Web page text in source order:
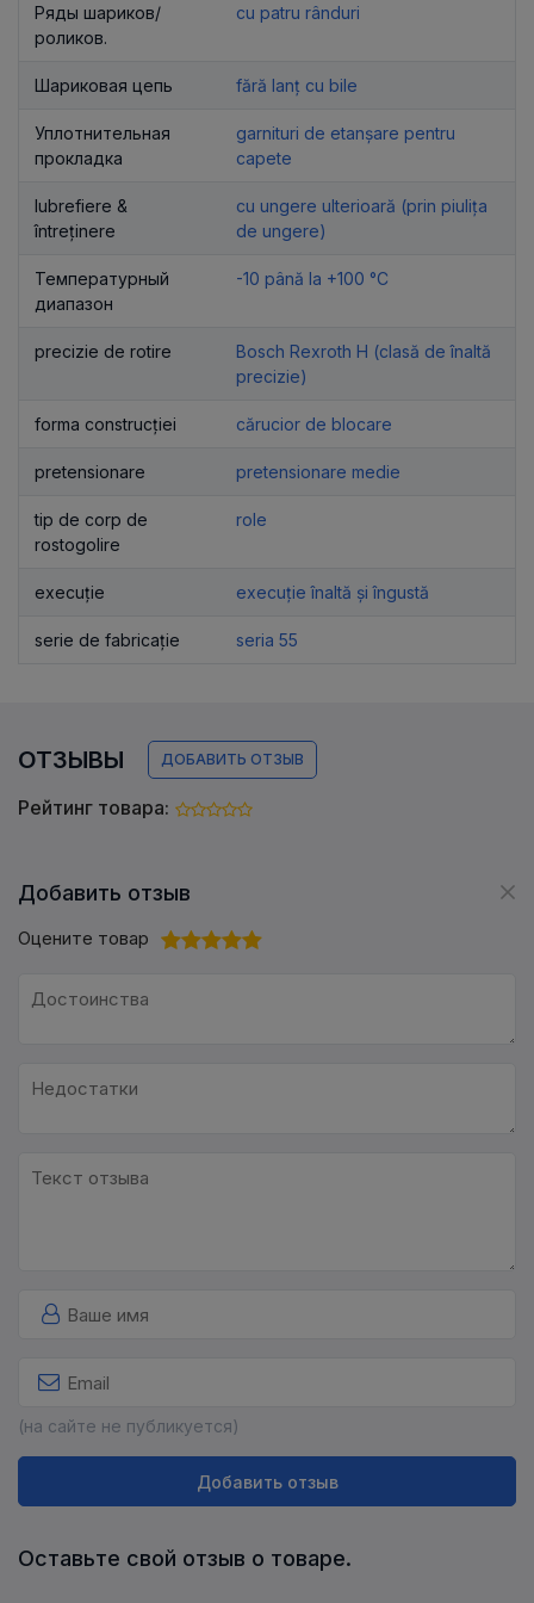
Ряды шариков/
роликов.
cu patru rânduri
Шариковая цепь fără lanț cu bile
Уплотнительная
прокладка
garnituri de etanșare pentru
capete
lubrefiere &
întreținere
cu ungere ulterioară (prin piulița
de ungere)
Температурный
диапазон
-10 până la +100 °C
precizie de rotire
Bosch Rexroth H (clasă de înaltă
precizie)
forma construcției cărucior de blocare
pretensionare pretensionare medie
tip de corp de
rostogolire
role
execuție execuție înaltă și îngustă
serie de fabricație seria 55
ОТЗЫВЫ ДОБАВИТЬ ОТЗЫВ
Рейтинг товара:
Добавить отзыв
Оцените товар
(на сайте не публикуется)
Добавить отзыв
Оставьте свой отзыв о товаре.